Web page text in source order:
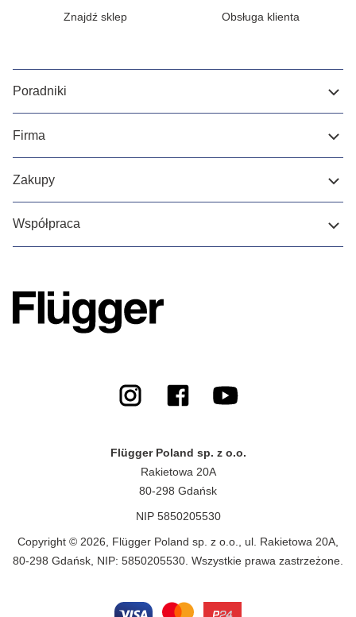
Znajdź sklep Obsługa klienta
Poradniki
Firma
Zakupy
Współpraca
Flügger Poland sp. z o.o.
Rakietowa 20A
80-298 Gdańsk
NIP 5850205530
Copyright © 2026, Flügger Poland sp. z o.o., ul. Rakietowa 20A,
80-298 Gdańsk, NIP: 5850205530. Wszystkie prawa zastrzeżone.